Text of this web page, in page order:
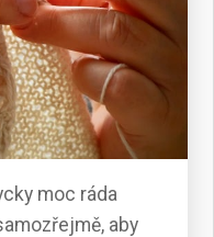
moc ráda
aby